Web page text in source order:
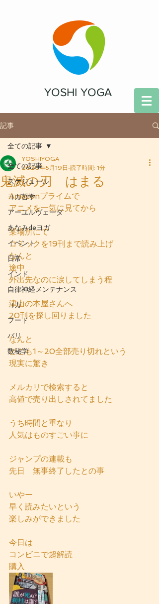
YOSHI YOGA
記事
全ての記事
スケジュール
ヨガ哲学
アーユルヴェーダ
あなみdeヨガ
イベント
日常
インド
自律神経メンテナンス
ヨガ
フード
バリ
数秘学
全ての記事
鬼滅の刃 はまる
YOSHIYOGA
2020年5月19日 読了時間: 1分
Amazonプライムで
アニメを一気に見てから
某場所にて
コミックを19刊まで読み上げ
なんと
途中
外出先なのに涙してしまう程
津山の本屋さんへ
20刊を探し回りました
なんと
どこも1～20全部売り切れという
現実に驚き
メルカリで検索すると
高値で売り出しされてました
うち時間と重なり
人気はものすごい事に
ジャンプの連載も
先日　無事終了したとの事
いやー
早く読みたいという
楽しみができました
今日は
コンビニで超解読
購入